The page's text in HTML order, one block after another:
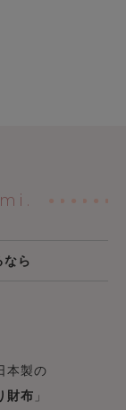
なら
本製の
財布 」